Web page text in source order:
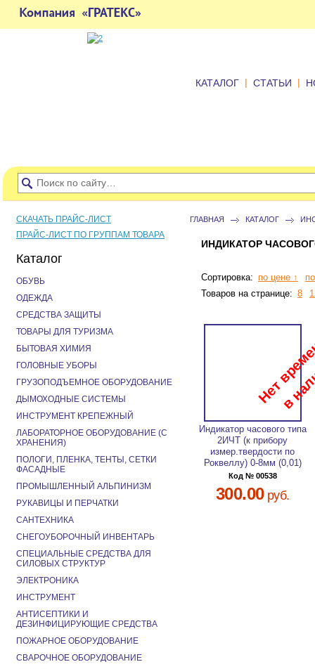
КАТАЛОГ | СТАТЬИ |
ГЛАВНАЯ КАТАЛОГ
ИНДИКАТОР
Сортировка: по цене ↑
Товаров на странице: 8
Индикатор часового типа
2ИЧТ (к прибору
измер.твердости по
Роквеллу) 0-8мм (0,01)
Код № 00538
300.00руб.
СКАЧАТЬ ПРАЙС-ЛИСТ
ПРАЙС-ЛИСТ ПО ГРУППАМ ТОВАРА
Каталог
ОБУВЬ
ОДЕЖДА
СРЕДСТВА ЗАЩИТЫ
ТОВАРЫ ДЛЯ ТУРИЗМА
БЫТОВАЯ ХИМИЯ
ГОЛОВНЫЕ УБОРЫ
ГРУЗОПОДЪЕМНОЕ ОБОРУДОВАНИЕ
ДЫМОХОДНЫЕ СИСТЕМЫ
ИНСТРУМЕНТ КРЕПЕЖНЫЙ
ЛАБОРАТОРНОЕ ОБОРУДОВАНИЕ (С
ХРАНЕНИЯ)
ПОЛОГИ, ПЛЕНКА, ТЕНТЫ, СЕТКИ
ФАСАДНЫЕ
ПРОМЫШЛЕННЫЙ АЛЬПИНИЗМ
РУКАВИЦЫ И ПЕРЧАТКИ
САНТЕХНИКА
СНЕГОУБОРОЧНЫЙ ИНВЕНТАРЬ
СПЕЦИАЛЬНЫЕ СРЕДСТВА ДЛЯ
СИЛОВЫХ СТРУКТУР
ЭЛЕКТРОНИКА
ИНСТРУМЕНТ
АНТИСЕПТИКИ И
ДЕЗИНФИЦИРУЮЩИЕ СРЕДСТВА
ПОЖАРНОЕ ОБОРУДОВАНИЕ
СВАРОЧНОЕ ОБОРУДОВАНИЕ